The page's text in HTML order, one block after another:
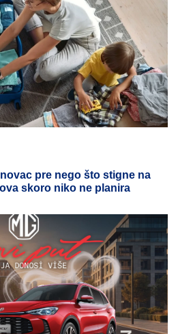
pre nego što stigne na
skoro niko ne planira